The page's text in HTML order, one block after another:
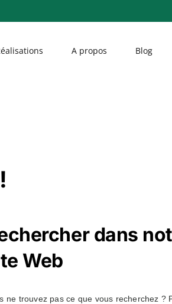
A propos Blog
dans
Web
ne trouvez pas ce que vous recherchez ?